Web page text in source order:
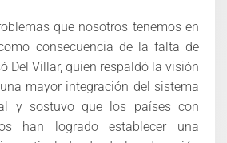
que nosotros tenemos en
consecuencia de la falta de
Del Villar, quien respaldó la visión
mayor integración del sistema
y sostuvo que los países con
han logrado establecer una